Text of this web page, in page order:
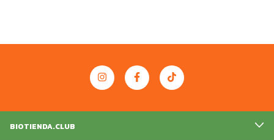
BIOTIENDA.CLUB